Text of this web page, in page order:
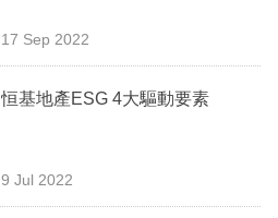
17 Sep 2022
恒基地產ESG 4大驅動要素
9 Jul 2022